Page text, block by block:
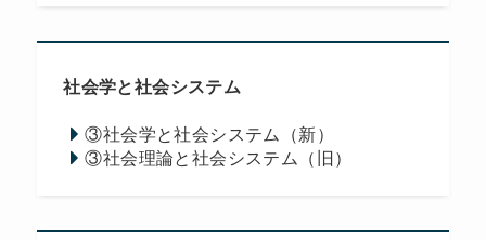
社会学と社会システム
③社会学と社会システム（新）
③社会理論と社会システム（旧）